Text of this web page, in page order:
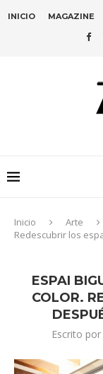
INICIO MAGAZINE
Inicio Arte
Redescubrir los
ESPAI
COLOR.
Escrito por